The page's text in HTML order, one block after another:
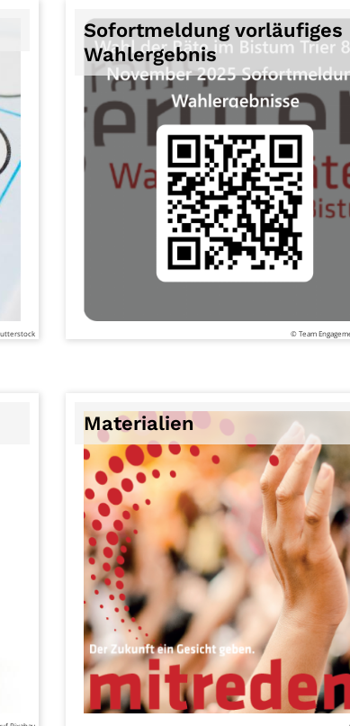
Sofortmeldung vorläufiges
Wahlergebnis
© Team
Materialien